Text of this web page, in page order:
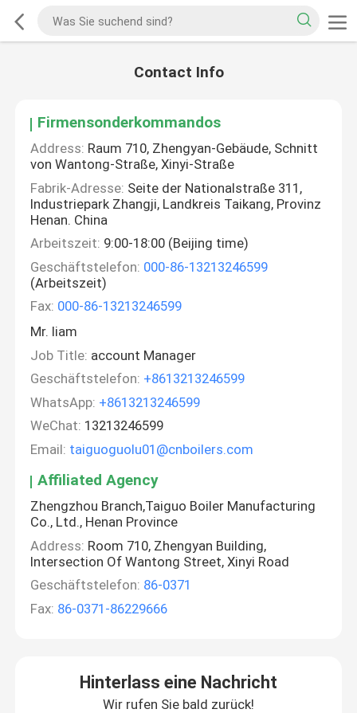
Contact Info
Firmensonderkommandos
Address: Raum 710, Zhengyan-Gebäude, Schnitt
von Wantong-Straße, Xinyi-Straße
Fabrik-Adresse: Seite der Nationalstraße 311,
Industriepark Zhangji, Landkreis Taikang, Provinz
Henan. China
Arbeitszeit: 9:00-18:00 (Beijing time)
Geschäftstelefon: 000-86-13213246599
(Arbeitszeit)
Fax: 000-86-13213246599
Mr. liam
Job Title: account Manager
Geschäftstelefon: +8613213246599
WhatsApp: +8613213246599
WeChat: 13213246599
Email: taiguoguolu01@cnboilers.com
Affiliated Agency
Zhengzhou Branch,Taiguo Boiler Manufacturing
Co., Ltd., Henan Province
Address: Room 710, Zhengyan Building,
Intersection Of Wantong Street, Xinyi Road
Geschäftstelefon: 86-0371
Fax: 86-0371-86229666
Hinterlass eine Nachricht
Wir rufen Sie bald zurück!